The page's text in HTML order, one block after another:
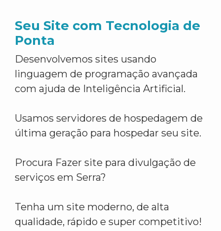
Seu Site com Tecnologia de
Ponta
Desenvolvemos sites usando
linguagem de programação avançada
com ajuda de Inteligência Artificial.
Usamos servidores de hospedagem de
última geração para hospedar seu site.
Procura Fazer site para divulgação de
serviços em Serra?
Tenha um site moderno, de alta
qualidade, rápido e super competitivo!